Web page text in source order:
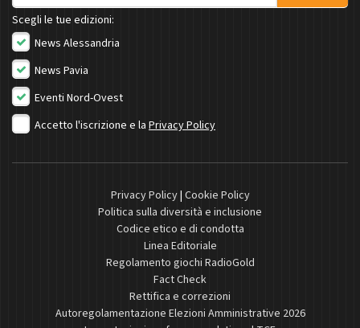
Scegli le tue edizioni:
News Alessandria
News Pavia
Eventi Nord-Ovest
Accetto l'iscrizione e la Privacy Policy
Privacy Policy| Cookie Policy
Politica sulla diversità e inclusione
Codice etico e di condotta
Linea Editoriale
Regolamento giochi RadioGold
Fact Check
Rettifica e correzioni
Autoregolamentazione Elezioni Amministrative 2026